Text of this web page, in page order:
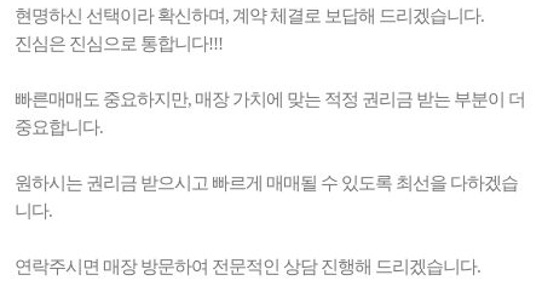
현명하신 선택이라 확신하며, 계약 체결로 보답해 드리겠습니다.
진심은 진심으로 통합니다!!!
빠른매매도 중요하지만, 매장 가치에 맞는 적정 권리금 받는 부분이 더
중요합니다.
원하시는 권리금 받으시고 빠르게 매매될 수 있도록 최선을 다하겠습
니다.
연락주시면 매장 방문하여 전문적인 상담 진행해 드리겠습니다.